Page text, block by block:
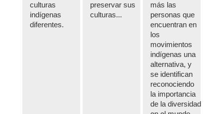
culturas
indígenas
diferentes.
preservar sus
culturas...
más las
personas que
encuentran en
los
movimientos
indígenas una
alternativa, y
se identifican
reconociendo
la importancia
de la diversidad